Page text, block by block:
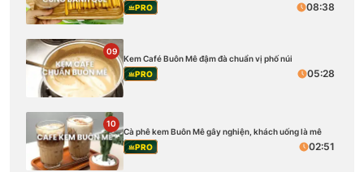
PRO
08:38
09
Kem Café Buôn Mê đậm đà chuẩn vị phố núi
PRO
05:28
10
Cà phê kem Buôn Mê gây nghiện, khách uống là mê
PRO
02:51